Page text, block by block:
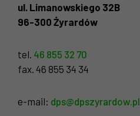
ul. Limanowskiego 32B
96-300 Żyrardów
tel. 46 855 32 70
fax. 46 855 34 34
e-mail: dps@dpszyrardow.pl